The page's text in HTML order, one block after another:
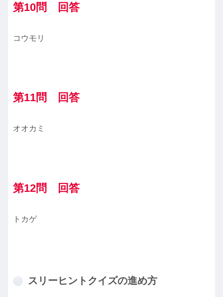
第10問 回答
コウモリ
第11問 回答
オオカミ
第12問 回答
トカゲ
スリーヒントクイズの進め方